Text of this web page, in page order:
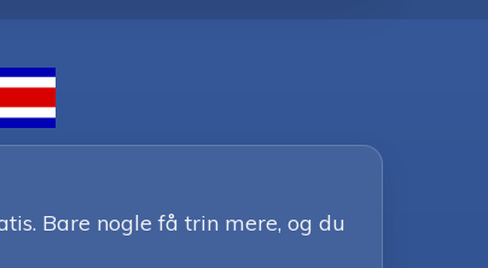
Bare nogle få trin mere, og du